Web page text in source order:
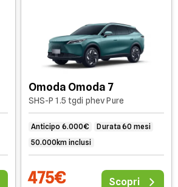
Omoda Omoda 7
SHS-P 1.5 tgdi phev Pure
Anticipo 6.000€
Durata 60 mesi
50.000km inclusi
475€ Scopri